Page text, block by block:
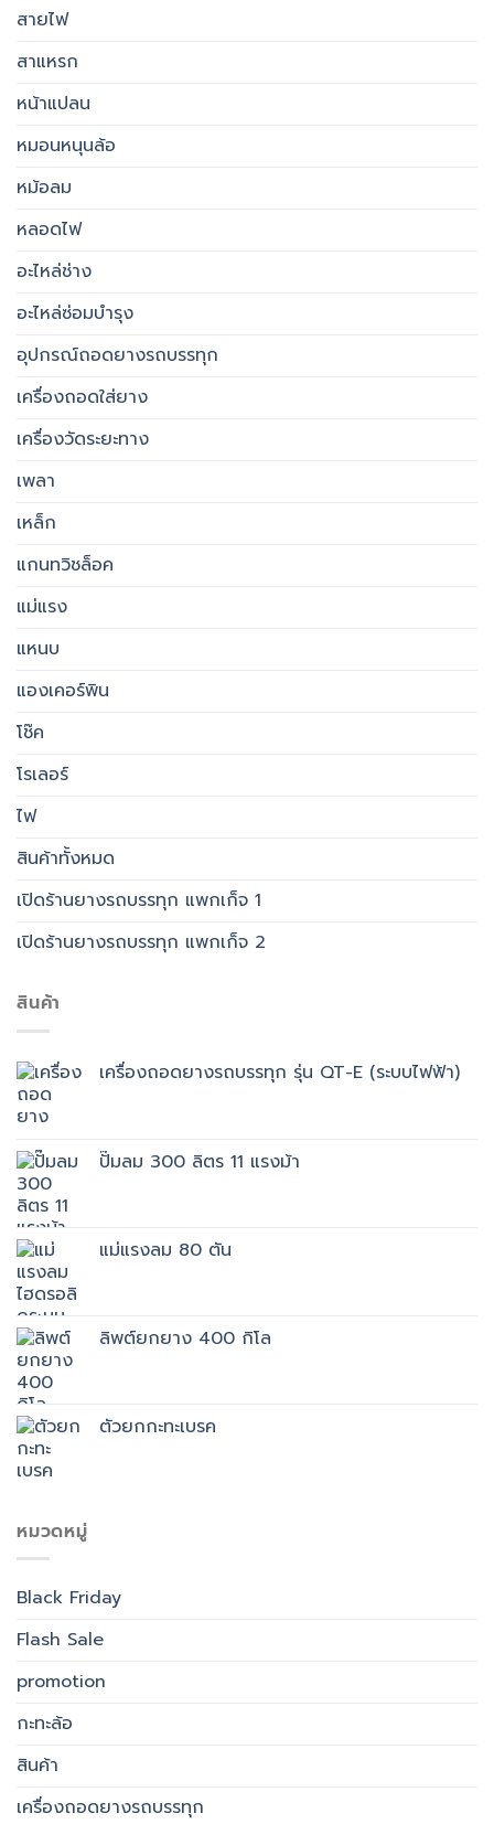
สายไฟ
สาแหรก
หน้าแปลน
หมอนหนุนล้อ
หม้อลม
หลอดไฟ
อะไหล่ช่าง
อะไหล่ซ่อมบำรุง
อุปกรณ์ถอดยางรถบรรทุก
เครื่องถอดใส่ยาง
เครื่องวัดระยะทาง
เพลา
เหล็ก
แกนทวิชล็อค
แม่แรง
แหนบ
แองเคอร์พิน
โช๊ค
โรเลอร์
ไฟ
สินค้าทั้งหมด
เปิดร้านยางรถบรรทุก แพกเก็จ 1
เปิดร้านยางรถบรรทุก แพกเก็จ 2
สินค้า
เครื่องถอดยางรถบรรทุก รุ่น QT-E (ระบบไฟฟ้า)
ปั๊มลม 300 ลิตร 11 แรงม้า
แม่แรงลม 80 ตัน
ลิพต์ยกยาง 400 กิโล
ตัวยกกะทะเบรค
หมวดหมู่
Black Friday
Flash Sale
promotion
กะทะล้อ
สินค้า
เครื่องถอดยางรถบรรทุก